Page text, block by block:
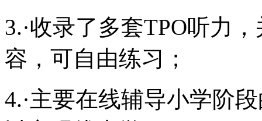
3.·收录了多套TPO听力
容，可自由练习；
4.·主要在线辅导小学阶